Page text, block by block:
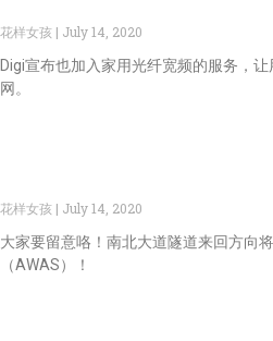
花样女孩
July 14, 2020
Digi宣布也加入家用光纤宽频的服务，
网。
花样女孩
July 14, 2020
大家要留意咯！南北大道隧道来回方向
（AWAS）！